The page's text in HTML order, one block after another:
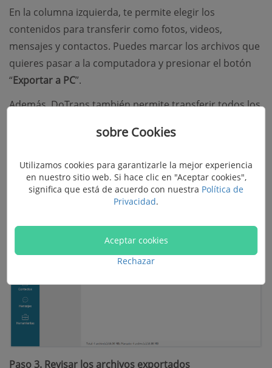
En la columna izquierda, te permite elegir los
contenidos para transferir como fotos, videos,
mensajes y contactos. Puedes marcar los archivos que
quieres pasar a la computadora y presionar el botón
“Exportar a PC”.
Además, DoTrans también permite transferir todos los
PC”. Luego, presiona “Iniciar” y la transferencia de
datos empieza rápidamente.
Paso 3. Revisar los archivos exportados
sobre Cookies
Utilizamos cookies para garantizarle la mejor experiencia
en nuestro sitio web. Si hace clic en "Aceptar cookies",
significa que está de acuerdo con nuestra Política de
Privacidad.
Aceptar cookies
Rechazar